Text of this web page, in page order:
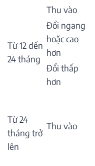
Từ 12 đến
24 tháng
Thu vào
Đổi ngang
hoặc cao
hơn
Đổi thấp
hơn
Từ 24
tháng trở
lên
Thu vào